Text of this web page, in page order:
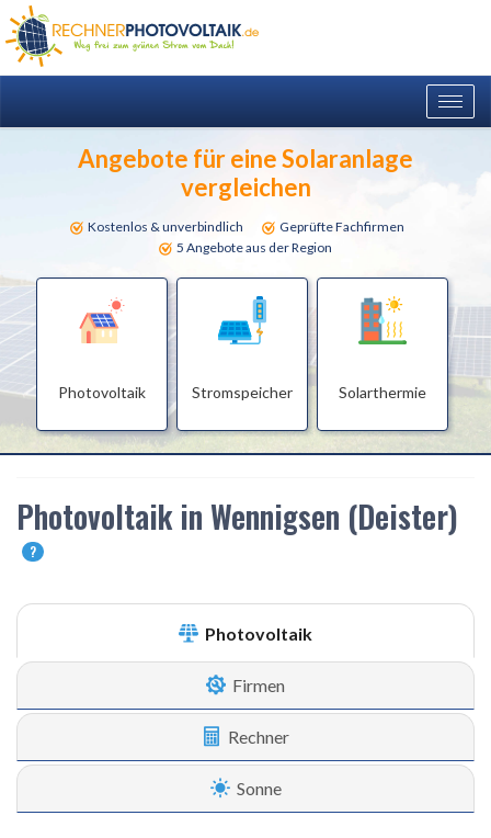
Angebote für eine Solaranlage
vergleichen
Kostenlos & unverbindlich
Geprüfte Fachfirmen
5 Angebote aus der Region
Photovoltaik Stromspeicher Solarthermie
Photovoltaik in Wennigsen (Deister)
?
Photovoltaik
Firmen
Rechner
Sonne